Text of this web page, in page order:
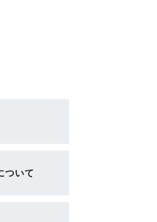
ついて